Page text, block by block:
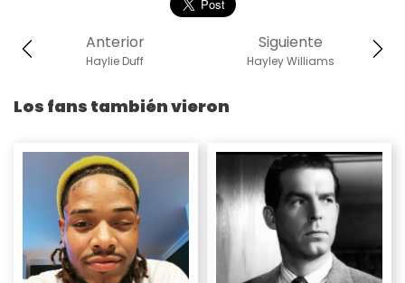
Siguiente
Hayley Williams
Anterior
Haylie Duff
Los fans también vieron